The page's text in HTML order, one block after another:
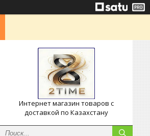
Интернет магазин товаров с
доставкой по Казахстану